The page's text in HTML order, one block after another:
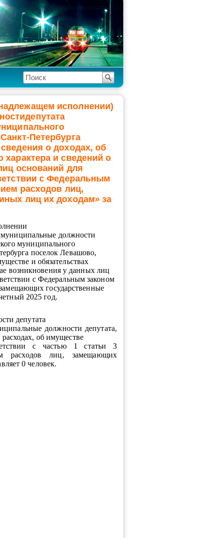
исполнении)
Петербурга
о доходах, об
характера и сведений о
оснований для
с Федеральным
расходов лиц,
лиц их доходам» за
должности
муниципального
поселок Левашово,
и обязательствах
возникновения у данных лиц
с Федеральным законом
государственные
2025 год.
депутата
должности депутата,
об имуществе
с частью 1 статьи 3
расходов лиц, замещающих
0 человек.